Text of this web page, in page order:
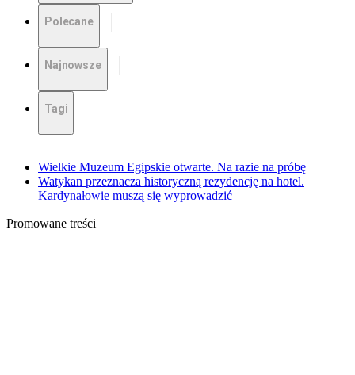
Polecane
Najnowsze
Tagi
Wielkie Muzeum Egipskie otwarte. Na razie na próbę
Watykan przeznacza historyczną rezydencję na hotel.
Kardynałowie muszą się wyprowadzić
Promowane treści